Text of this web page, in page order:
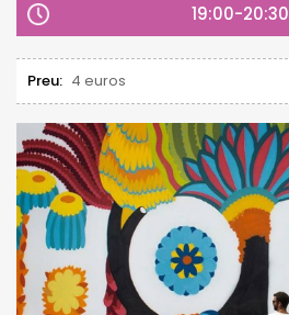
19:00-
Preu: 4 euros